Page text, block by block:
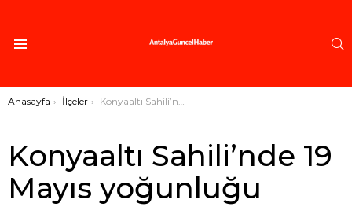
Buradasınız:
Anasayfa İlçeler Konyaaltı Sahili’nde 19 Mayıs yoğunluğu
Konyaaltı Sahili’nde 19
Mayıs yoğunluğu